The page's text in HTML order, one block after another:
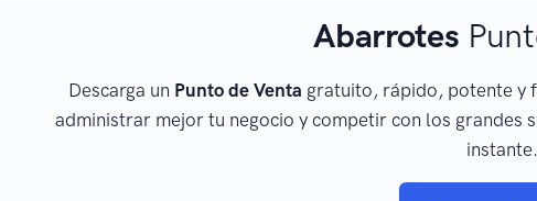
Abarrotes
Descarga un Punto de Venta gratuito, rápido, potente y
administrar mejor tu negocio y competir con los grandes
instante.